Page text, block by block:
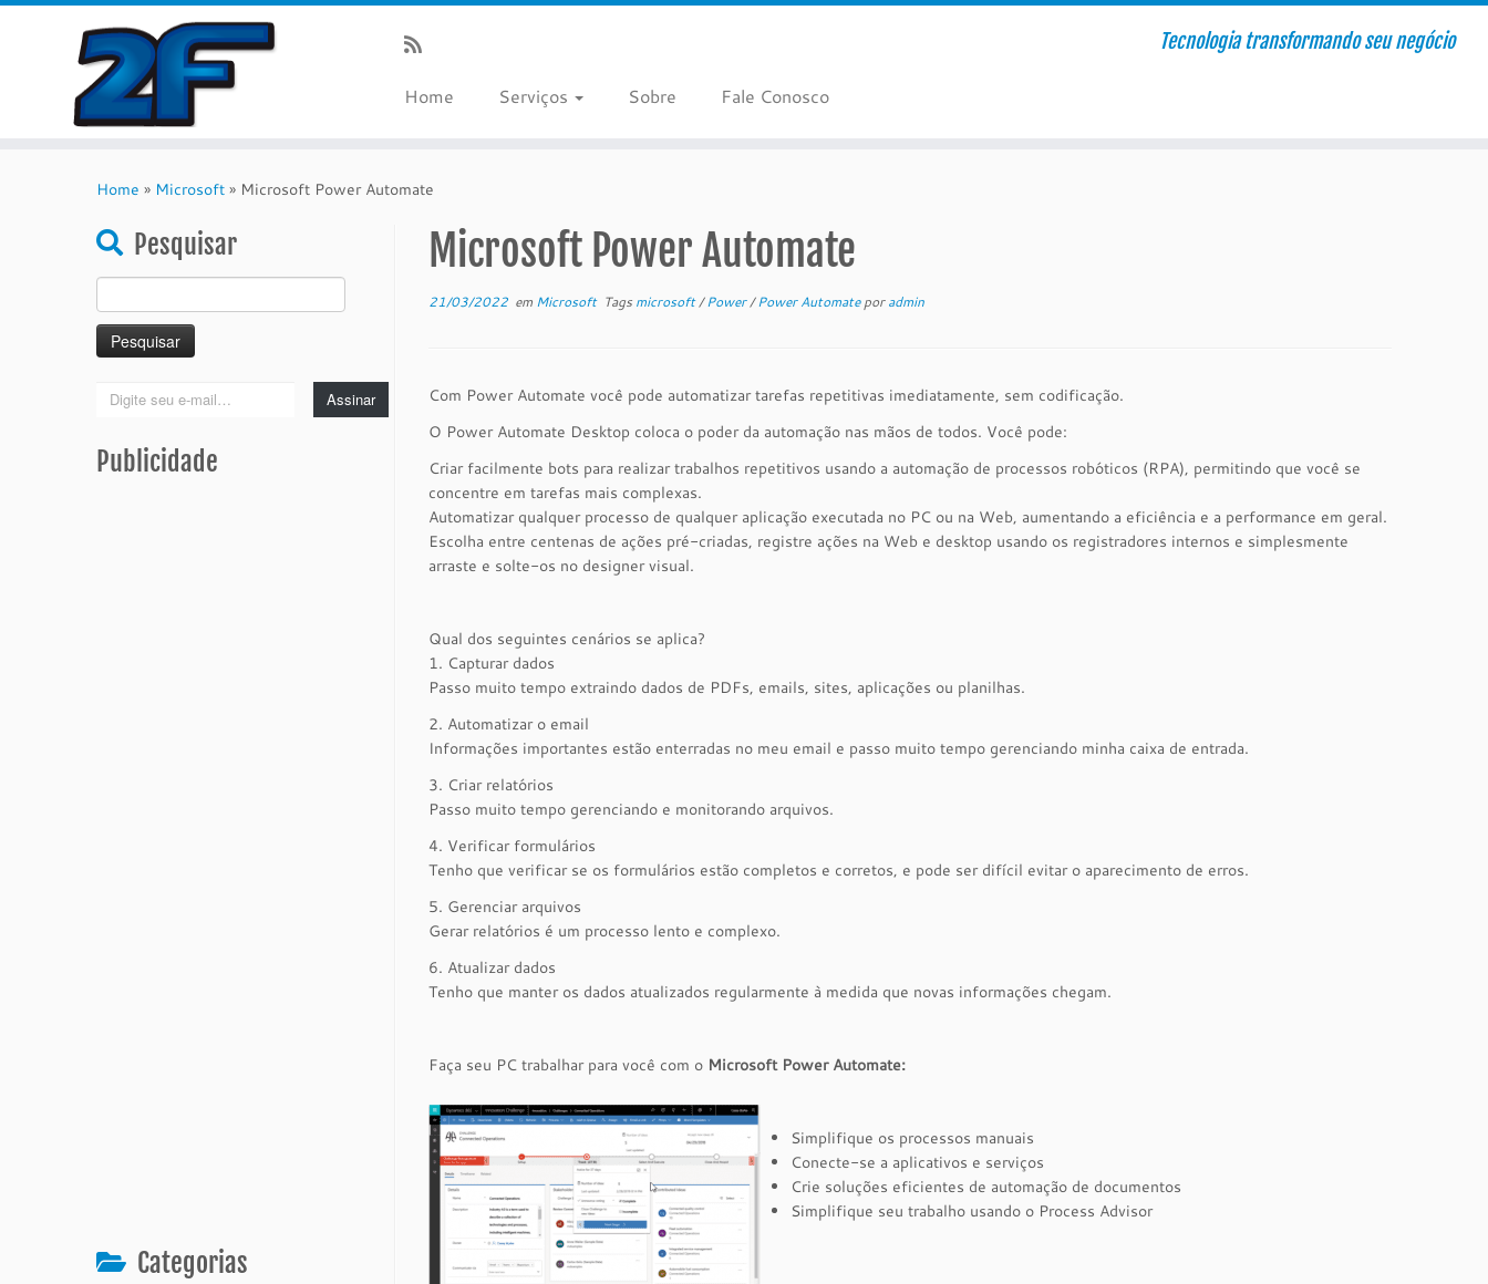
Tecnologia transformando seu negócio
Home Serviços Sobre Fale Conosco
Home » Microsoft » Microsoft Power Automate
Pesquisar
por:
Digite
mail…
Assinar
Publicidade
Categorias
Microsoft Power Automate
21/03/2022 em Microsoft Tags microsoft/Power/Power Automateporadmin
Com Power Automate você pode automatizar tarefas repetitivas imediatamente, sem codificação.
O Power Automate Desktop coloca o poder da automação nas mãos de todos. Você pode:
Criar facilmente bots para realizar trabalhos repetitivos usando a automação de processos robóticos (RPA), permitindo que você se
concentre em tarefas mais complexas.
Automatizar qualquer processo de qualquer aplicação executada no PC ou na Web, aumentando a eficiência e a performance em geral.
Escolha entre centenas de ações pré-criadas, registre ações na Web e desktop usando os registradores internos e simplesmente
arraste e solte-os no designer visual.
Qual dos seguintes cenários se aplica?
1. Capturar dados
Passo muito tempo extraindo dados de PDFs, emails, sites, aplicações ou planilhas.
2. Automatizar o email
Informações importantes estão enterradas no meu email e passo muito tempo gerenciando minha caixa de entrada.
3. Criar relatórios
Passo muito tempo gerenciando e monitorando arquivos.
4. Verificar formulários
Tenho que verificar se os formulários estão completos e corretos, e pode ser difícil evitar o aparecimento de erros.
5. Gerenciar arquivos
Gerar relatórios é um processo lento e complexo.
6. Atualizar dados
Tenho que manter os dados atualizados regularmente à medida que novas informações chegam.
Faça seu PC trabalhar para você com o Microsoft Power Automate:
Simplifique os processos manuais
Conecte-se a aplicativos e serviços
Crie soluções eficientes de automação de documentos
Simplifique seu trabalho usando o Process Advisor